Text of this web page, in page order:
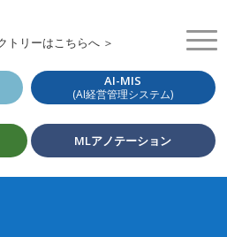
トリーはこちらへ ＞
AI-MIS
(AI経営管理システム)
MLアノテーション